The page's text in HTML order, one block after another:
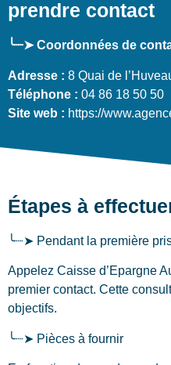
prendre contact
╰┈➤ Coordonnées de
Adresse : 8 Quai de
Téléphone : 04 86 18 50 50
Site web : https://
Étapes à
╰┈➤ Pendant la première
Appelez Caisse d’Epargne
premier contact. Cette
objectifs.
╰┈➤ Pièces à fournir